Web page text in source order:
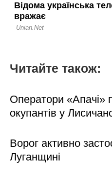
Читайте також:
Оператори «Апачі»
окупантів у
Ворог активно
Луганщині